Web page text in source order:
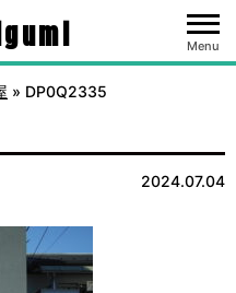
Menu
» DP0Q2335
2024.07.04